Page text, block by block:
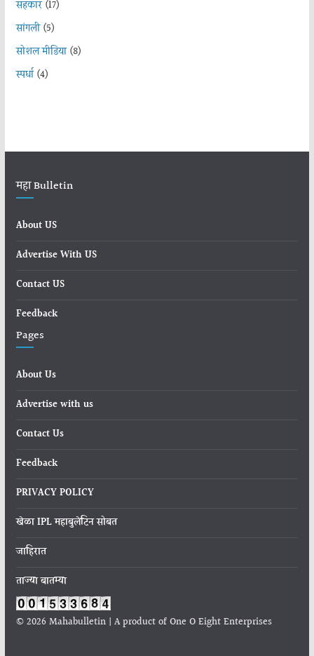
सहकार(17)
सांगली(5)
सोशल मीडिया(8)
स्पर्धा(4)
महा Bulletin
About US
Advertise With US
Contact US
Feedback
Pages
About Us
Advertise with us
Contact Us
Feedback
PRIVACY POLICY
खेळा IPL महाबुलेटिन सोबत
जाहिरात
ताज्या बातम्या
© 2026 Mahabulletin | A product of One O Eight Enterprises